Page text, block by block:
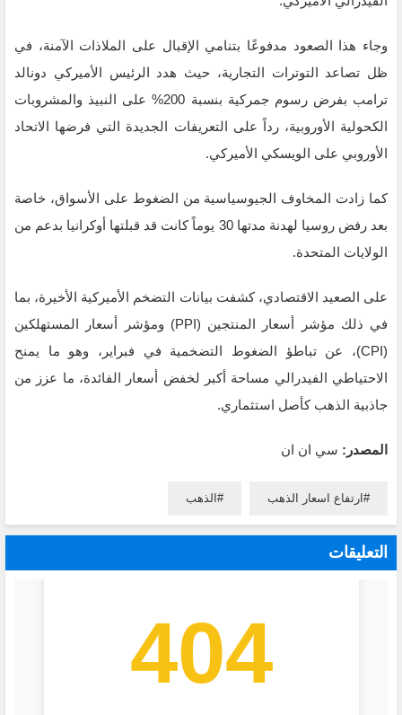
وجاء هذا الصعود مدفوعًا بتنامي الإقبال على الملاذات الآمنة، في
ظل تصاعد التوترات التجارية، حيث هدد الرئيس الأميركي دونالد
ترامب بفرض رسوم جمركية بنسبة 200% على النبيذ والمشروبات
الكحولية الأوروبية، رداً على التعريفات الجديدة التي فرضها الاتحاد
الأوروبي على الويسكي الأميركي.
كما زادت المخاوف الجيوسياسية من الضغوط على الأسواق، خاصة
بعد رفض روسيا لهدنة مدتها 30 يوماً كانت قد قبلتها أوكرانيا بدعم من
الولايات المتحدة.
على الصعيد الاقتصادي، كشفت بيانات التضخم الأميركية الأخيرة، بما
في ذلك مؤشر أسعار المنتجين (PPI) ومؤشر أسعار المستهلكين
(CPI)، عن تباطؤ الضغوط التضخمية في فبراير، وهو ما يمنح
الاحتياطي الفيدرالي مساحة أكبر لخفض أسعار الفائدة، ما عزز من
جاذبية الذهب كأصل استثماري.
المصدر: سي ان ان
ارتفاع اسعار الذهب الذهب
التعليقات